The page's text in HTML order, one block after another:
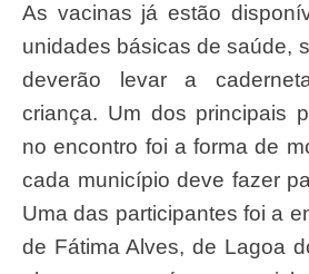
As vacinas já estão disponíveis em todas as
unidades básicas de saúde,
deverão levar a
criança. Um dos principais
no encontro foi a forma de
cada município deve fazer
Uma das participantes foi a
de Fátima Alves, de Lagoa